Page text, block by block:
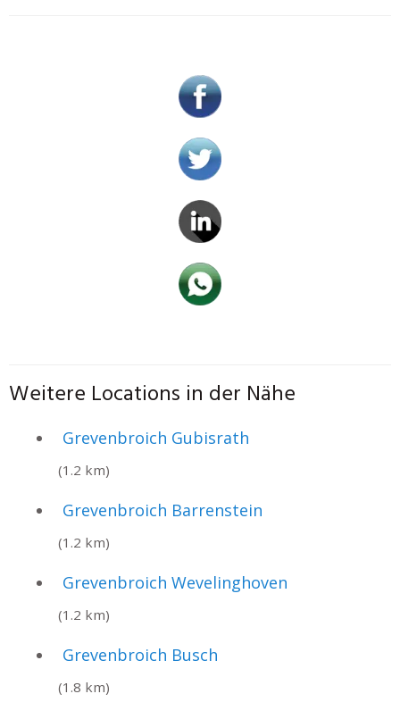
Weitere Locations in der Nähe
Grevenbroich Gubisrath
(1.2 km)
Grevenbroich Barrenstein
(1.2 km)
Grevenbroich Wevelinghoven
(1.2 km)
Grevenbroich Busch
(1.8 km)